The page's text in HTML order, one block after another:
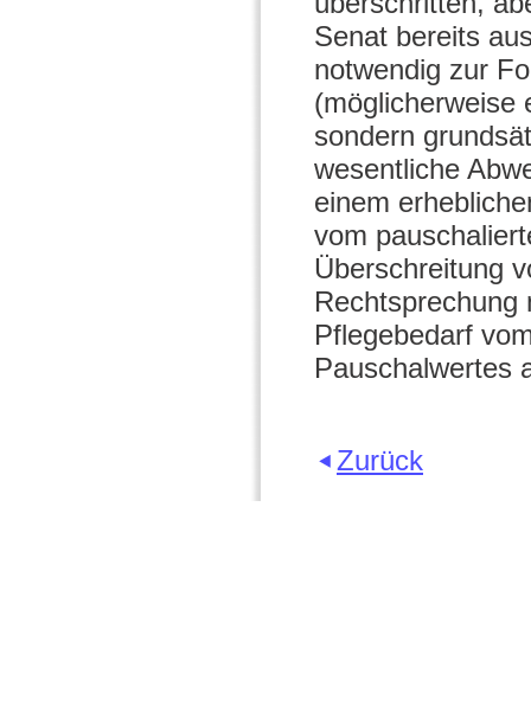
Senat bereits
notwendig zur
(möglicherweise
sondern
wesentliche
einem
vom
Überschreitung
Rechtsprechung
Pflegebedarf
Pauschalwertes
Zurück